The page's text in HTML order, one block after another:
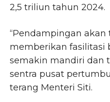
2,5 triliun tahun 2024.
“Pendampingan
memberikan fasilitasi
semakin mandiri dan
sentra pusat
terang Menteri Siti.